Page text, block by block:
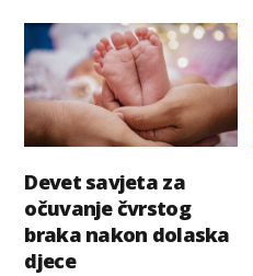
Devet savjeta za
očuvanje čvrstog
braka nakon dolaska
djece